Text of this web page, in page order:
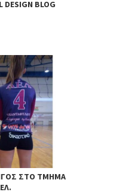
BLOG
ΣΤΟ ΤΜΉΜΑ